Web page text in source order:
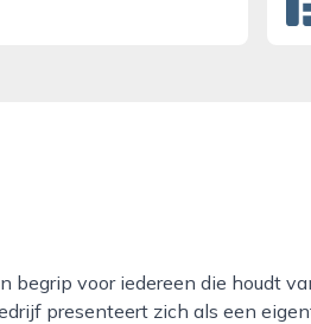
presenteert zich als een